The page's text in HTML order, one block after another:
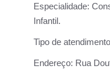
Especialidade:
Infantil.
Tipo de
Endereço: Rua